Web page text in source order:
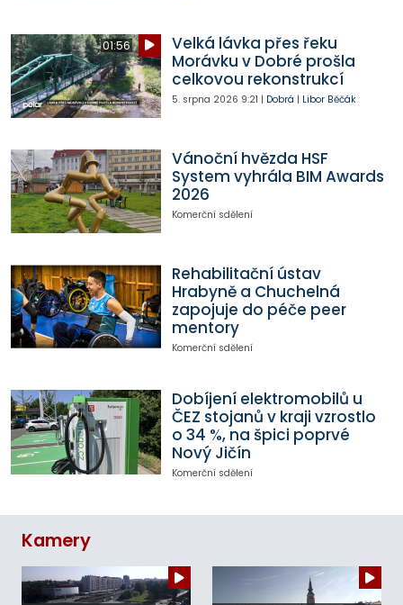
01:56
Velká lávka přes řeku
Morávku v Dobré prošla
celkovou rekonstrukcí
5. srpna 2026 9:21 | Dobrá | Libor Běčák
Vánoční hvězda HSF
System vyhrála BIM Awards
2026
Komerční sdělení
Rehabilitační ústav
Hrabyně a Chuchelná
zapojuje do péče peer
mentory
Komerční sdělení
Dobíjení elektromobilů u
ČEZ stojanů v kraji vzrostlo
o 34 %, na špici poprvé
Nový Jičín
Komerční sdělení
Kamery